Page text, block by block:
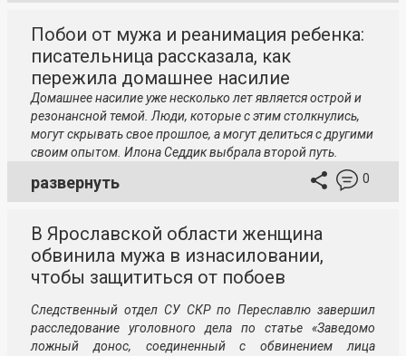
Побои от мужа и реанимация ребенка:
писательница рассказала, как
пережила домашнее насилие
Домашнее насилие уже несколько лет является острой и
резонансной темой. Люди, которые с этим столкнулись,
могут скрывать свое прошлое, а могут делиться с другими
своим опытом. Илона Седдик выбрала второй путь.
развернуть 0
В Ярославской области женщина
обвинила мужа в изнасиловании,
чтобы защититься от побоев
Следственный отдел СУ СКР по Переславлю завершил
расследование уголовного дела по статье «Заведомо
ложный донос, соединенный с обвинением лица